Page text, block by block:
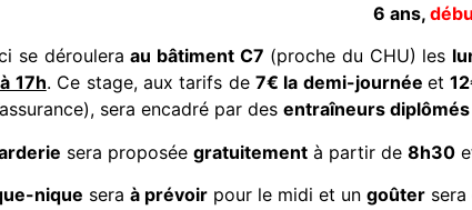
6 ans,
se dérouleraau bâtiment C7 (proche du CHU) les
17h. Ce stage, aux tarifs de7€ la demi-journéeet
sera encadré par des entraîneurs diplômés
sera proposée gratuitement à partir de 8h30
nique sera à prévoir pour le midi et un goûter sera